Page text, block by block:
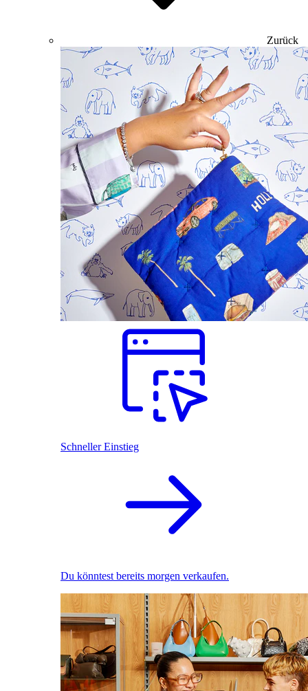
Zurück
Schneller Einstieg
Du könntest bereits morgen verkaufen.